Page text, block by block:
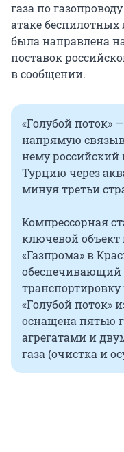
газа по
атаке беспилотных
была направлена
поставок
в сообщении.
«Голубой поток»
напрямую
нему российский
Турцию через
минуя третьи
Компрессорная
ключевой объект
«Газпрома» в
обеспечивающий
транспортировку
«Голубой поток»
оснащена пятью
агрегатами и
газа (очистка и